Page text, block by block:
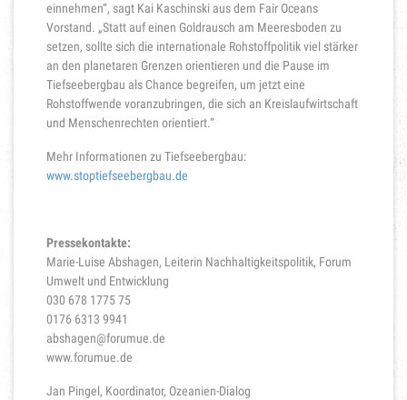
einnehmen“, sagt Kai Kaschinski aus dem Fair Oceans
Vorstand. „Statt auf einen Goldrausch am Meeresboden zu
setzen, sollte sich die internationale Rohstoffpolitik viel stärker
an den planetaren Grenzen orientieren und die Pause im
Tiefseebergbau als Chance begreifen, um jetzt eine
Rohstoffwende voranzubringen, die sich an Kreislaufwirtschaft
und Menschenrechten orientiert.“
Mehr Informationen zu Tiefseebergbau:
www.stoptiefseebergbau.de
Pressekontakte:
Marie-Luise Abshagen, Leiterin Nachhaltigkeitspolitik, Forum
Umwelt und Entwicklung
030 678 1775 75
0176 6313 9941
abshagen@forumue.de
www.forumue.de
Jan Pingel, Koordinator, Ozeanien-Dialog